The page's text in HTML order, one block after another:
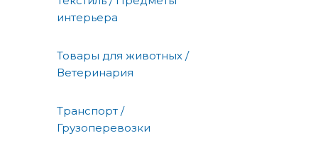
интерьера
Товары для животных /
Ветеринария
Транспорт /
Грузоперевозки